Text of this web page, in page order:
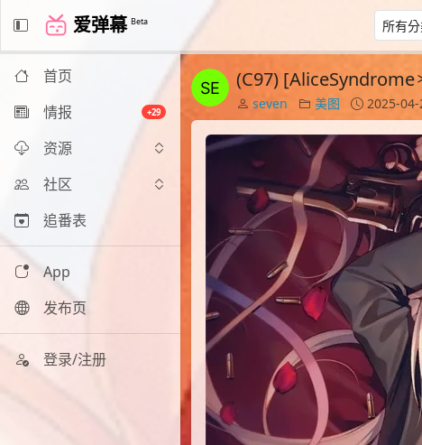
爱弹幕 Beta
首页
情报
+29
资源
社区
追番表
App
发布页
登录/注册
(C97) [AliceSyndrome
seven 美图 2025-